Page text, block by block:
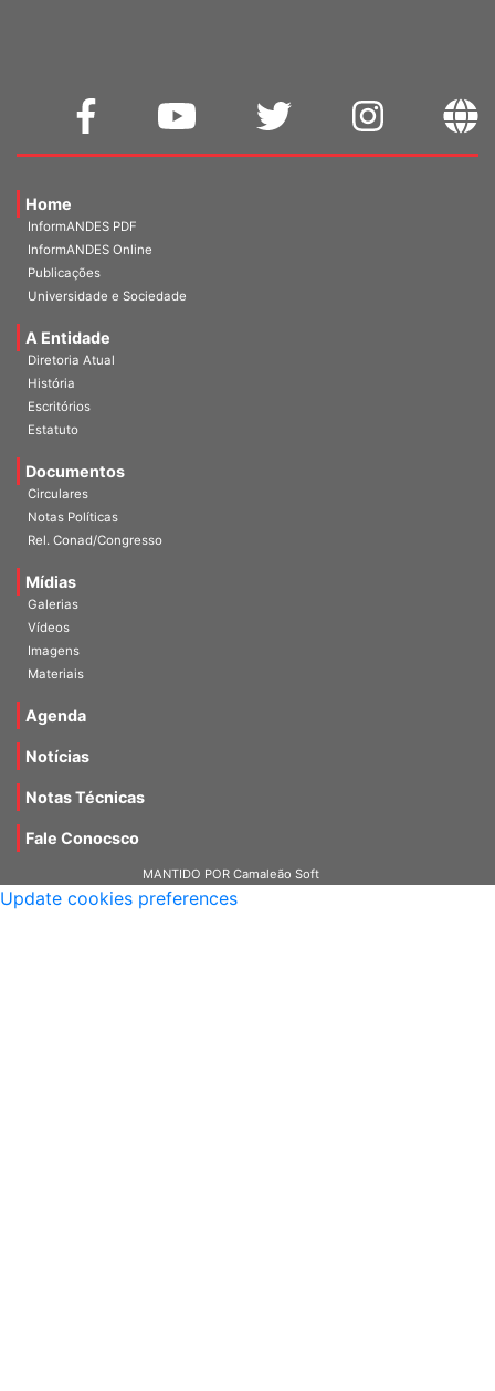
Home
InformANDES PDF
InformANDES Online
Publicações
A Entidade
Diretoria Atual
História
Escritórios
Documentos
Circulares
Notas Políticas
Mídias
Galerias
Vídeos
Imagens
MANTIDO POR Camaleão Soft
Update cookies preferences